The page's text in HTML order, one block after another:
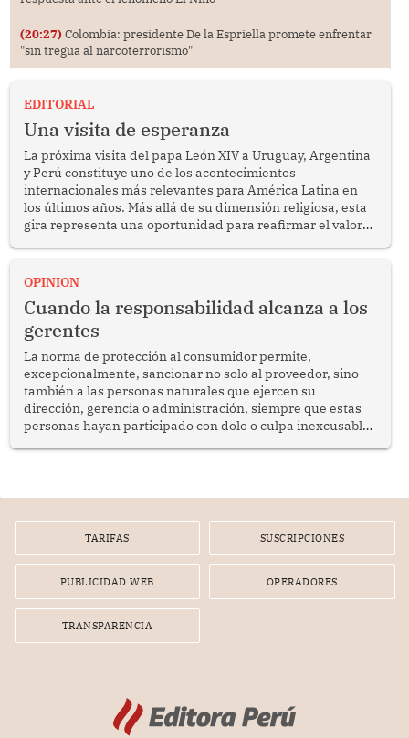
(20:27) Colombia: presidente De la Espriella promete enfrentar
"sin tregua al narcoterrorismo"
EDITORIAL
Una visita de esperanza
La próxima visita del papa León XIV a Uruguay, Argentina
y Perú constituye uno de los acontecimientos
internacionales más relevantes para América Latina en
los últimos años. Más allá de su dimensión religiosa, esta
gira representa una oportunidad para reafirmar el valor
enfrenta desafíos en materia de desarrollo, cohesión
OPINION
Cuando la responsabilidad alcanza a los
gerentes
La norma de protección al consumidor permite,
excepcionalmente, sancionar no solo al proveedor, sino
también a las personas naturales que ejercen su
dirección, gerencia o administración, siempre que estas
personas hayan participado con dolo o culpa inexcusable
por la frustrada realización de un meet and greet con
TARIFAS SUSCRIPCIONES
PUBLICIDAD WEB OPERADORES
TRANSPARENCIA